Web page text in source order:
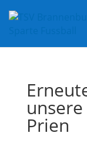
Prien